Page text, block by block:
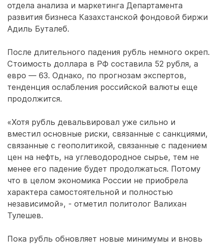
отдела анализа и маркетинга Департамента
развития бизнеса Казахстанской фондовой биржи
Адиль Буталеб.
После длительного падения рубль немного окреп.
Стоимость доллара в РФ составила 52 рубля, а
евро — 63. Однако, по прогнозам экспертов,
тенденция ослабления российской валюты еще
продолжится.
«Хотя рубль девальвировал уже сильно и
вместил основные риски, связанные с санкциями,
связанные с геополитикой, связанные с падением
цен на нефть, на углеводородное сырье, тем не
менее его падение будет продолжаться. Потому
что в целом экономика России не приобрела
характера самостоятельной и полностью
независимой», - отметил политолог Валихан
Тулешев.
Пока рубль обновляет новые минимумы и вновь